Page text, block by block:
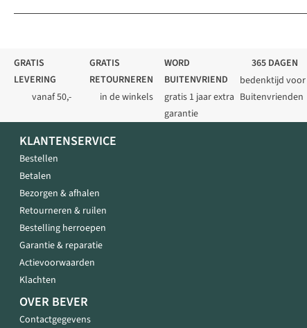
GRATIS
LEVERING
vanaf 50,-
GRATIS
RETOURNEREN
in de winkels
WORD
BUITENVRIEND
gratis 1 jaar extra
garantie
365 DAGEN
bedenktijd voor
Buitenvrienden
KLANTENSERVICE
Bestellen
Betalen
Bezorgen & afhalen
Retourneren & ruilen
Bestelling herroepen
Garantie & reparatie
Actievoorwaarden
Klachten
OVER BEVER
Contactgegevens